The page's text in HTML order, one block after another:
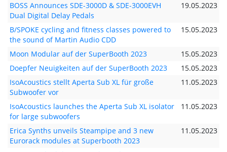
BOSS Announces SDE-3000D & SDE-3000EVH
Dual Digital Delay Pedals
19.05.2023
B/SPOKE cycling and fitness classes powered to
the sound of Martin Audio CDD
15.05.2023
Moon Modular auf der SuperBooth 2023
15.05.2023
Doepfer Neuigkeiten auf der SuperBooth 2023
15.05.2023
IsoAcoustics stellt Aperta Sub XL für große
Subwoofer vor
11.05.2023
IsoAcoustics launches the Aperta Sub XL isolator
for large subwoofers
11.05.2023
Erica Synths unveils Steampipe and 3 new
Eurorack modules at Superbooth 2023
11.05.2023